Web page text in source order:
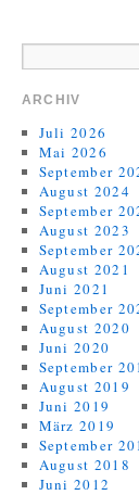
ARCHIV
Juli 2026
Mai 2026
September
August 2024
September
August 2023
September
August 2021
Juni 2021
September
August 2020
Juni 2020
September
August 2019
Juni 2019
März 2019
September
August 2018
Juni 2012